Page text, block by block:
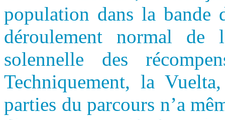
population dans la bande
déroulement normal
solennelle des
Techniquement, la
parties du parcours n’a